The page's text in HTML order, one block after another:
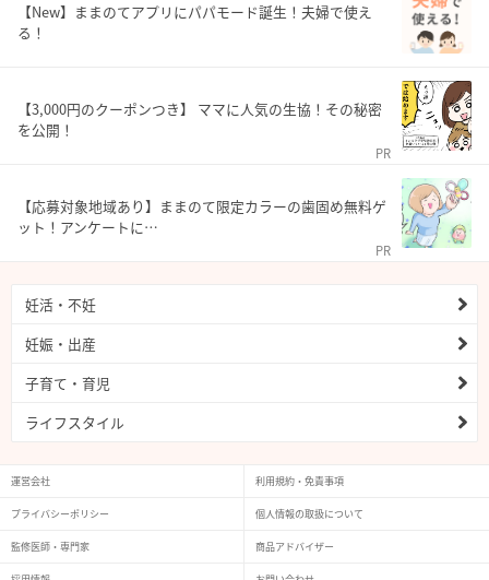
【New】ままのてアプリにパパモード誕生！夫婦で使え
る！
【3,000円のクーポンつき】 ママに人気の生協！その秘密
を公開！
PR
【応募対象地域あり】ままのて限定カラーの歯固め無料ゲ
ット！アンケートに…
PR
妊活・不妊
妊娠・出産
子育て・育児
ライフスタイル
運営会社 利用規約・免責事項
プライバシーポリシー 個人情報の取扱について
監修医師・専門家 商品アドバイザー